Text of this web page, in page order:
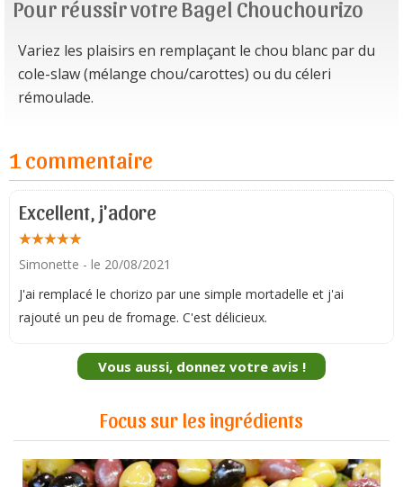
Pour réussir votre Bagel Chouchourizo
Variez les plaisirs en remplaçant le chou blanc par du
cole-slaw (mélange chou/carottes) ou du céleri
rémoulade.
1 commentaire
Excellent, j'adore
Simonette - le 20/08/2021
J'ai remplacé le chorizo par une simple mortadelle et j'ai
rajouté un peu de fromage. C'est délicieux.
Vous aussi, donnez votre avis !
Focus sur les ingrédients